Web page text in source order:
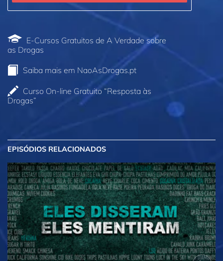
E‑Cursos Gratuitos de A Verdade sobre
as Drogas
Saiba mais em NaoAsDrogas.pt
Curso On‑line Gratuito “Resposta às
Drogas”
EPISÓDIOS RELACIONADOS